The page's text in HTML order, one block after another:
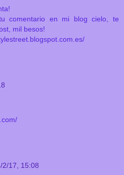
comentario en mi blog cielo, te
mil besos!
2/17, 15:08